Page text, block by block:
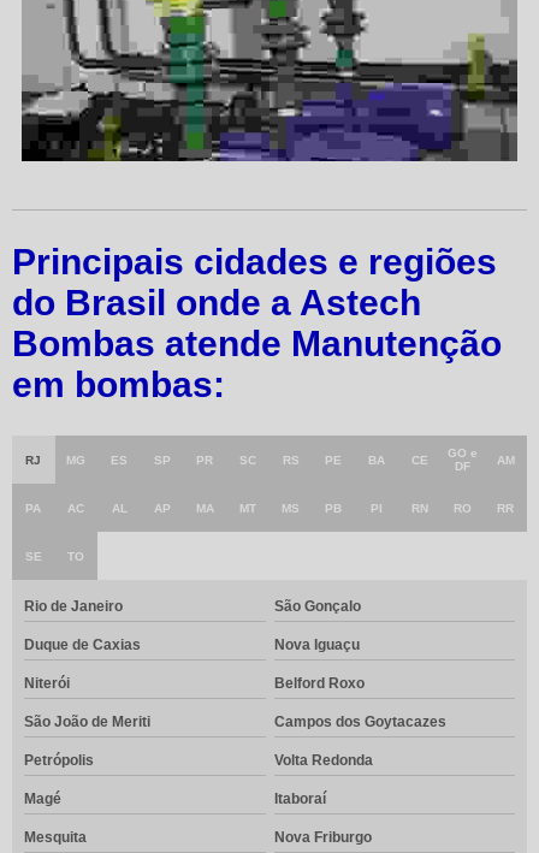
Principais cidades e regiões
do Brasil onde a Astech
Bombas atende Manutenção
em bombas:
RJ MG ES SP PR SC RS PE BA CE
GO e
DF
AM
PA AC AL AP MA MT MS PB PI RN RO RR
SE TO
Rio de Janeiro São Gonçalo
Duque de Caxias Nova Iguaçu
Niterói Belford Roxo
São João de Meriti Campos dos Goytacazes
Petrópolis Volta Redonda
Magé Itaboraí
Mesquita Nova Friburgo